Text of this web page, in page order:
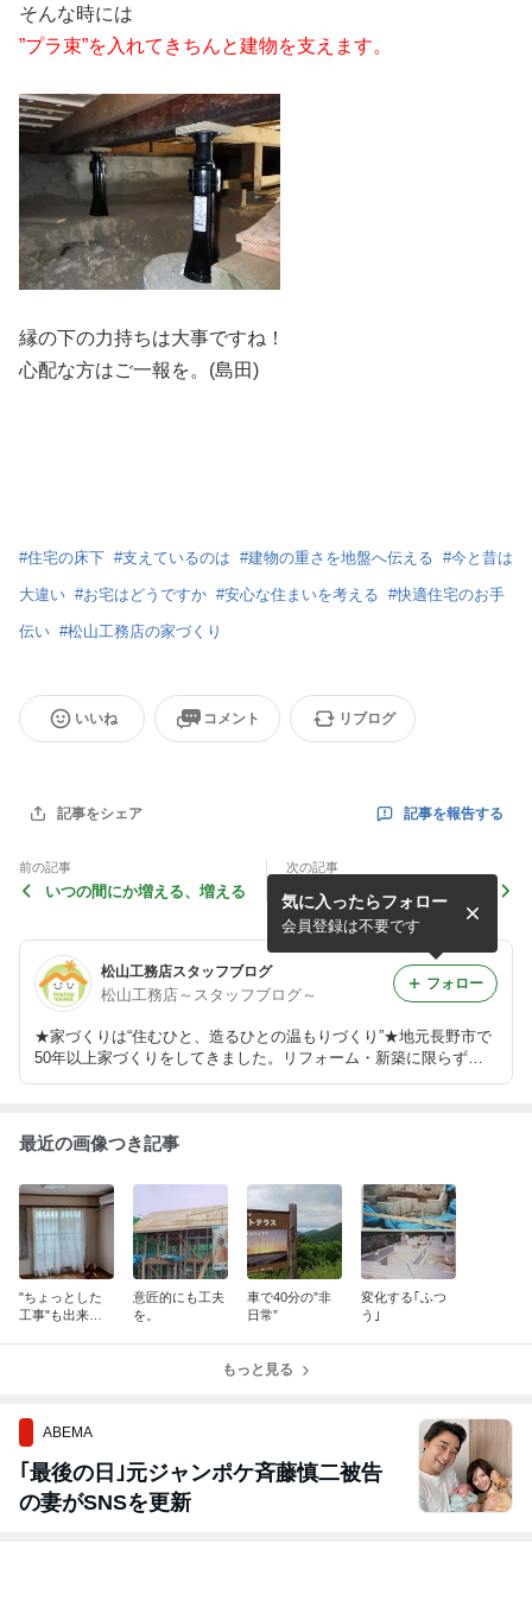
そんな時には
”プラ束”を入れてきちんと建物を支えます。
縁の下の力持ちは大事ですね！
心配な方はご一報を。(島田)
#住宅の床下 #支えているのは #建物の重さを地盤へ伝える #今と昔は
大違い #お宅はどうですか #安心な住まいを考える #快適住宅のお手
伝い #松山工務店の家づくり
いいね コメント リブログ
記事をシェア 記事を報告する
前の記事
いつの間にか増える、増える
次の記事
天井は高い方がいい？
松山工務店スタッフブログ
松山工務店～スタッフブログ～
★家づくりは“住むひと、造るひとの温もりづくり”★地元長野市で
50年以上家づくりをしてきました。リフォーム・新築に限らず、
家づくりのヒントや、現場のこと、当社が大切にしていることなど
気に入ったらフォロー
会員登録は不要です
フォロー
最近の画像つき記事
"ちょっとした
工事"も出来ま
意匠的にも工夫
を。
車で40分の”非
日常”
変化する｢ふつ
う｣
もっと見る
ABEMA
｢最後の日｣元ジャンポケ斉藤慎二被告
の妻がSNSを更新